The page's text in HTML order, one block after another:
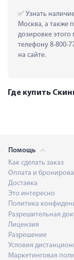
Узнать
Москва, а также
дозировке
телефону 8-800-
на сайте.
Где купить
Помощь
Как сделать заказ
Оплата и
Доставка
Это интересно
Политика
Разрешительная
Лицензия
Разрешение
Условия
Маркетинговая